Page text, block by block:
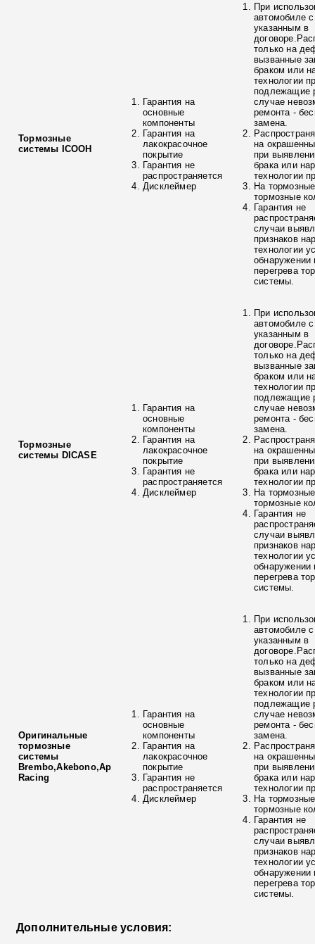
Тормозные
системы ICOOH
Гарантия на
основные
компоненты
Гарантия на
лакокрасочное
покрытие
Гарантия не
распространяется
Дисклеймер
При
автомобиле
указанным в
только на
вызванные
браком или
технологии
подлежащие
случае
ремонта -
замена.
на
при
брака или
технологии
На
тормозные
Гарантия не
случаи
признаков
технологии
обнаружении
перегрева
системы.
Тормозные
системы DICASE
Гарантия на
основные
компоненты
Гарантия на
лакокрасочное
покрытие
Гарантия не
распространяется
Дисклеймер
При
автомобиле
указанным в
только на
вызванные
браком или
технологии
подлежащие
случае
ремонта -
замена.
на
при
брака или
технологии
На
тормозные
Гарантия не
случаи
признаков
технологии
обнаружении
перегрева
системы.
Оригинальные
тормозные
системы
Brembo,Akebono,Ap
Racing
Гарантия на
основные
компоненты
Гарантия на
лакокрасочное
покрытие
Гарантия не
распространяется
Дисклеймер
При
автомобиле
указанным в
только на
вызванные
браком или
технологии
подлежащие
случае
ремонта -
замена.
на
при
брака или
технологии
На
тормозные
Гарантия не
случаи
признаков
технологии
обнаружении
перегрева
системы.
Дополнительные условия: